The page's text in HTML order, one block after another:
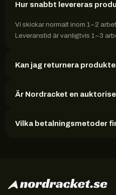
Hur snabbt levereras
Vi skickar normalt inom 1–2
Leveranstid är vanligtvis 1–3
Kan jag returnera
Är Nordracket en
Vilka betalningsmetoder